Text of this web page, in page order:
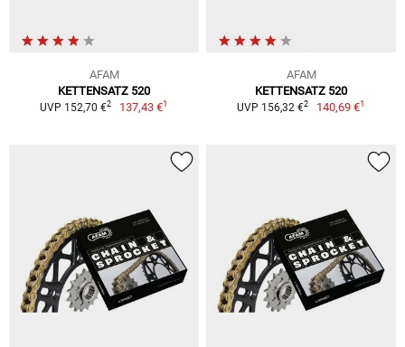
AFAM
KETTENSATZ 520
UVP 152,70 €2 137,43 €1
AFAM
KETTENSATZ 520
UVP 156,32 €2 140,69 €1